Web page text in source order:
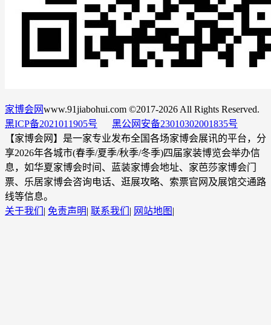
家博会网www.91jiabohui.com ©2017-2026 All Rights Reserved.
黑ICP备2021011905号
黑公网安备23010302001835号
【家博会网】是一家专业发布全国各场家博会展讯的平台，分
享2026年各城市(春季/夏季/秋季/冬季)四届家装博览会举办信
息，如华夏家博会时间、蓝装家博会地址、家芭莎家博会门
票、乐居家博会咨询电话、逛展攻略、索票官网及展馆交通路
线等信息。
关于我们
免责声明 联系我们 网站地图